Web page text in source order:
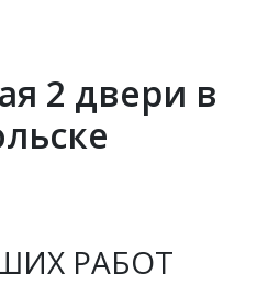
2 двери в
РАБОТ